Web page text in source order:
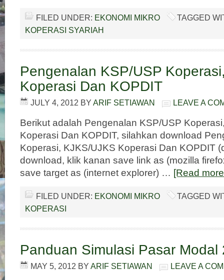
FILED UNDER: EKONOMI MIKRO
TAGGED
KOPERASI SYARIAH
Pengenalan KSP/USP
Koperasi Dan KOPDIT
JULY 4, 2012 BY ARIF SETIAWAN LEAVE A
Berikut adalah Pengenalan KSP/USP
Koperasi Dan KOPDIT, silahkan download
Koperasi, KJKS/UJKS Koperasi Dan KOPDIT
download, klik kanan save link as (mozilla
save target as (internet explorer) … [Read
FILED UNDER: EKONOMI MIKRO
TAGGED
KOPERASI
Panduan Simulasi Pasar Modal
MAY 5, 2012 BY ARIF SETIAWAN LEAVE A